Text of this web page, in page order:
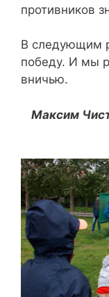
противников
В следующим
победу. И мы
вничью.
Максим